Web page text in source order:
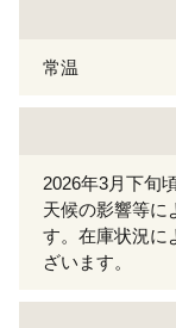
常温
2026年3月下旬
天候の影響等に
す。在庫状況に
ざいます。